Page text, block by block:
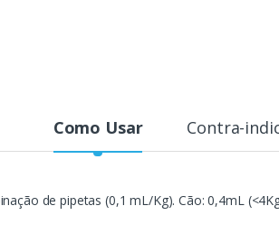
Como Usar Contra-
de pipetas (0,1 mL/Kg). Cão: 0,4mL